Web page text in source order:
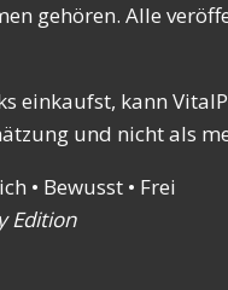
gehören. Alle
einkaufst, kann
und nicht als
• Bewusst • Frei
Edition